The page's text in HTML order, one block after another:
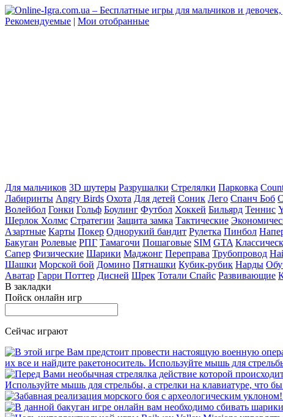
Рекомендуемые | Мои отобранные
Для мальчиков 3D шутеры Разрушалки Стрелялки Парковка
Лабиринты Angry Birds Охота Для детей Соник Лего Спанч Боб
Волейбол Гонки Гольф Боулинг Футбол Хоккей Бильярд Теннис
Шерлок Холмс Стратегии Защита замка Тактические
Азартные Карты Покер Однорукий бандит Рулетка Пинбол
Бакуган Ролевые РПГ Тамагочи Пошаговые SIM GTA
Сапер Физические Шарики Маджонг Переправа Трубопровод
Шашки Морской бой Домино Пятнашки Кубик-рубик Нарды
Аватар Гарри Поттер Дисней Шрек Тотали Спайс Развивающие
В закладки
Пойск онлайн игр
Сейчас играют